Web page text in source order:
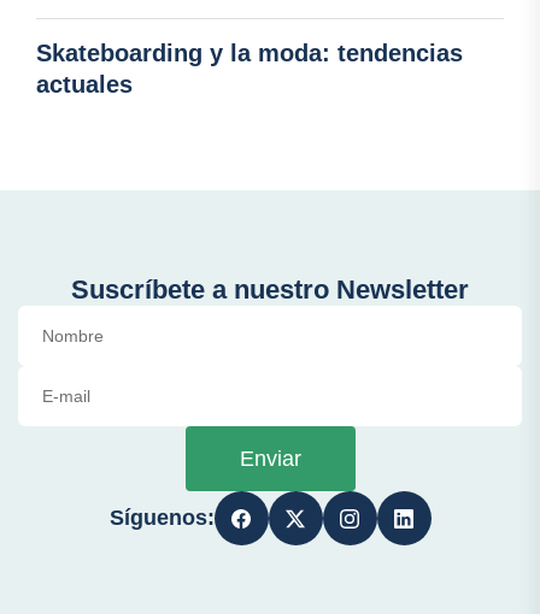
Skateboarding y la moda: tendencias
actuales
Suscríbete a nuestro Newsletter
Enviar
Síguenos: